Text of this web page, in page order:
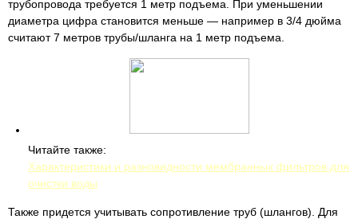
трубопровода требуется 1 метр подъема. При уменьшении
диаметра цифра становится меньше — например в 3/4 дюйма
считают 7 метров трубы/шланга на 1 метр подъема.
Читайте также:
Характеристики и разновидности мембранных фильтров для
очистки воды
Также придется учитывать сопротивление труб (шлангов). Для